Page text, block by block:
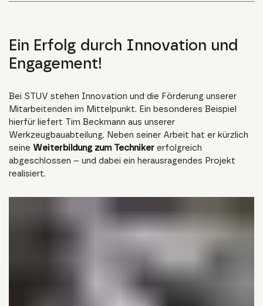
Ein Erfolg durch Innovation und
Engagement!
Bei STUV stehen Innovation und die Förderung unserer
Mitarbeitenden im Mittelpunkt. Ein besonderes Beispiel
hierfür liefert Tim Beckmann aus unserer
Werkzeugbauabteilung. Neben seiner Arbeit hat er kürzlich
seine Weiterbildung zum Technikererfolgreich
abgeschlossen – und dabei ein herausragendes Projekt
realisiert.